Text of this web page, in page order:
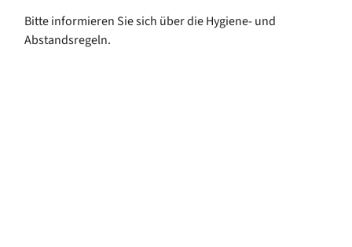
Bitte informieren Sie sich über die Hygiene- und
Abstandsregeln.